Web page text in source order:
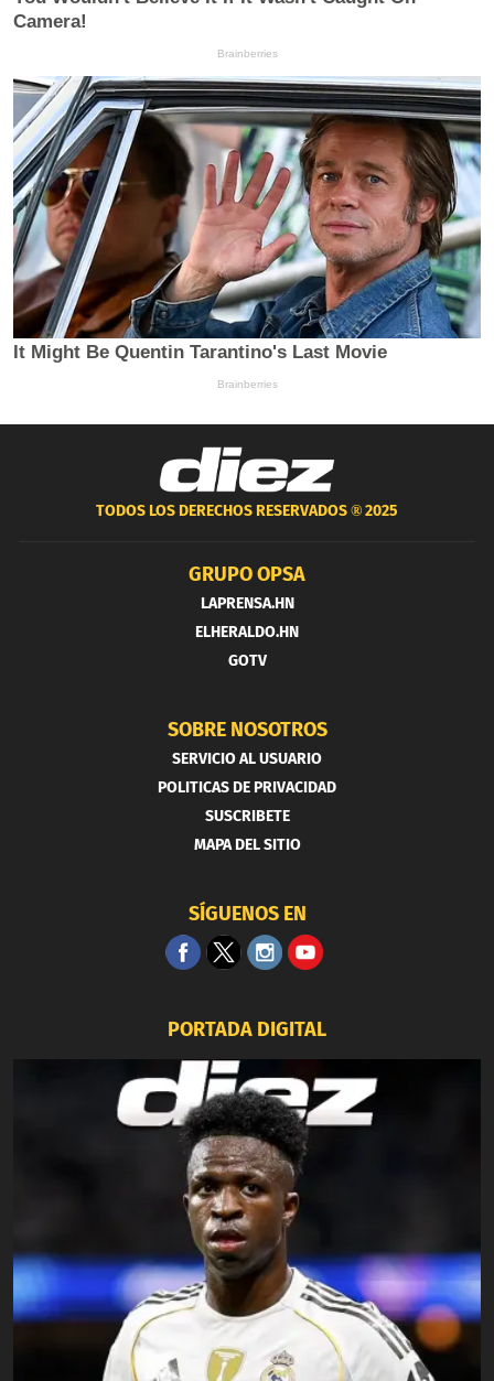
TODOS LOS DERECHOS RESERVADOS ®2025
GRUPO OPSA
LAPRENSA.HN
ELHERALDO.HN
GOTV
SOBRE NOSOTROS
SERVICIO AL USUARIO
POLITICAS DE PRIVACIDAD
SUSCRIBETE
MAPA DEL SITIO
SÍGUENOS EN
PORTADA DIGITAL